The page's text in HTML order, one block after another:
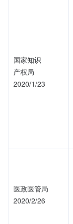
国家知识
产权局
2020/1/23
医政医管局
2020/2/26